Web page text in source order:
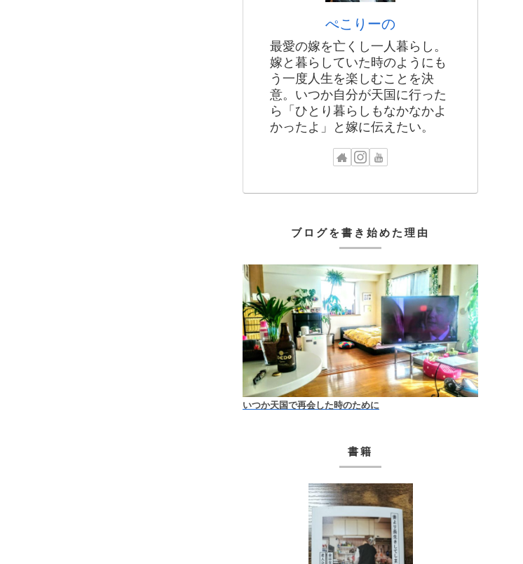
ぺこりーの
最愛の嫁を亡くし一人暮らし。
嫁と暮らしていた時のようにも
う一度人生を楽しむことを決
意。いつか自分が天国に行った
ら「ひとり暮らしもなかなかよ
かったよ」と嫁に伝えたい。
ブログを書き始めた理由
いつか天国で再会した時のために
書籍